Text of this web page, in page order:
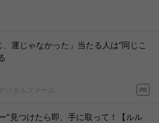
、運じゃなかった」当たる人は“同じこ
ジタルファーム PR
"見つけたら即、手に取って！【ルル